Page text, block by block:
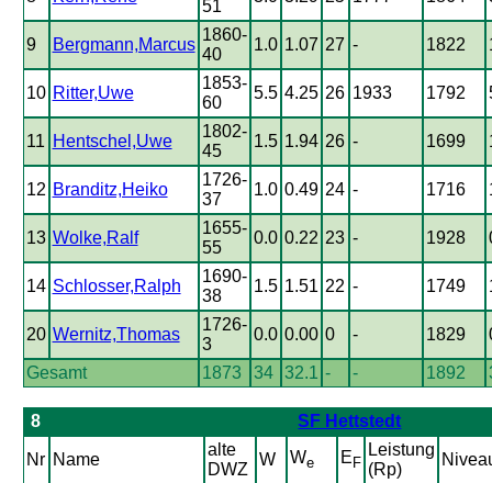
51
9 Bergmann,Marcus
1860-
40
1.0 1.07 27 - 1822
10 Ritter,Uwe
1853-
60
5.5 4.25 26 1933 1792
11 Hentschel,Uwe
1802-
45
1.5 1.94 26 - 1699
12 Branditz,Heiko
1726-
37
1.0 0.49 24 - 1716
13 Wolke,Ralf
1655-
55
0.0 0.22 23 - 1928
14 Schlosser,Ralph
1690-
38
1.5 1.51 22 - 1749
20 Wernitz,Thomas
1726-
3
0.0 0.00 0 - 1829
Gesamt 1873 34 32.1 - - 1892
8 SF Hettstedt
Nr Name
alte
DWZ
W We E F
Leistung
(Rp)